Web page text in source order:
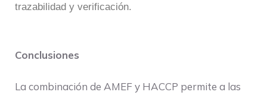
trazabilidad y verificación.
Conclusiones
La combinación de AMEF y HACCP permite a las